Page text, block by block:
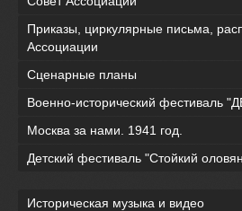
Приказы, циркулярные письма,
Ассоциации
Сценарные планы
Военно-исторический фестиваль
Москва за нами. 1941 год.
Детский фестиваль "Стойкий
Историческая музыка и видео